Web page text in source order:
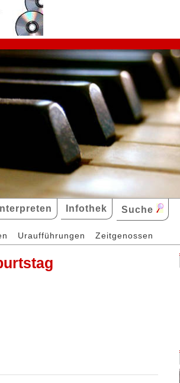
Interpreten Infothek Suche
Uraufführungen Zeitgenossen